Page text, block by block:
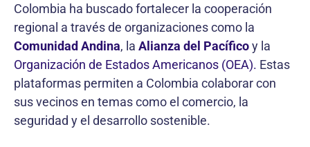
Colombia ha buscado fortalecer la cooperación
regional a través de organizaciones como la
Comunidad Andina, la Alianza del Pacíficoy la
Organización de Estados Americanos (OEA). Estas
plataformas permiten a Colombia colaborar con
sus vecinos en temas como el comercio, la
seguridad y el desarrollo sostenible.